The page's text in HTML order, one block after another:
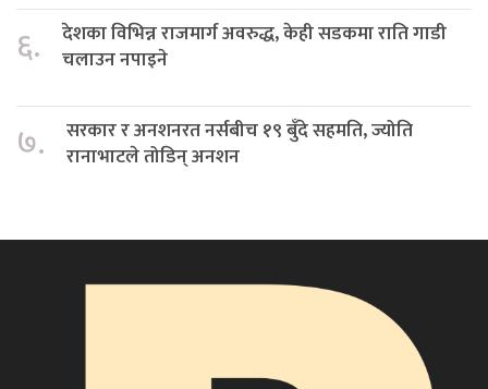
६.
देशका विभिन्न राजमार्ग अवरुद्ध, केही सडकमा राति गाडी
चलाउन नपाइने
७.
सरकार र अनशनरत नर्सबीच १९ बुँदे सहमति, ज्योति
रानाभाटले तोडिन् अनशन